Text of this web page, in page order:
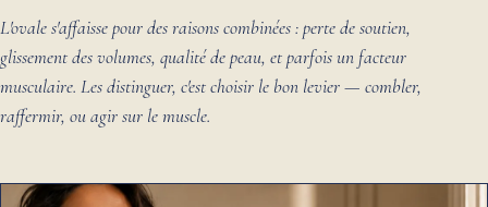
L'ovale s'affaisse pour des raisons combinées : perte de soutien,
glissement des volumes, qualité de peau, et parfois un facteur
musculaire. Les distinguer, c'est choisir le bon levier — combler,
raffermir, ou agir sur le muscle.